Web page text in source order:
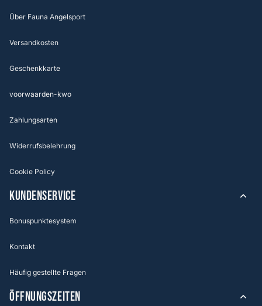
Über Fauna Angelsport
Versandkosten
Geschenkkarte
voorwaarden-kwo
Zahlungsarten
Widerrufsbelehrung
Cookie Policy
KUNDENSERVICE
Bonuspunktesystem
Kontakt
Häufig gestellte Fragen
ÖFFNUNGSZEITEN